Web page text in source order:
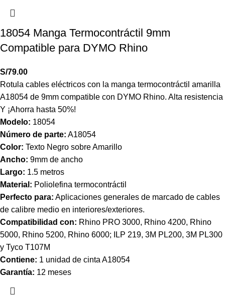
18054 Manga Termocontráctil 9mm
Compatible para DYMO Rhino
S/79.00
Rotula cables eléctricos con la manga termocontráctil amarilla
A18054 de 9mm compatible con DYMO Rhino. Alta resistencia
Y ¡Ahorra hasta 50%!
Modelo: 18054
Número de parte: A18054
Color: Texto Negro sobre Amarillo
Ancho: 9mm de ancho
Largo: 1.5 metros
Material: Poliolefina termocontráctil
Perfecto para: Aplicaciones generales de marcado de cables
de calibre medio en interiores/exteriores.
Compatibilidad con: Rhino PRO 3000, Rhino 4200, Rhino
5000, Rhino 5200, Rhino 6000; ILP 219, 3M PL200, 3M PL300
y Tyco T107M
Contiene: 1 unidad de cinta A18054
Garantía: 12 meses